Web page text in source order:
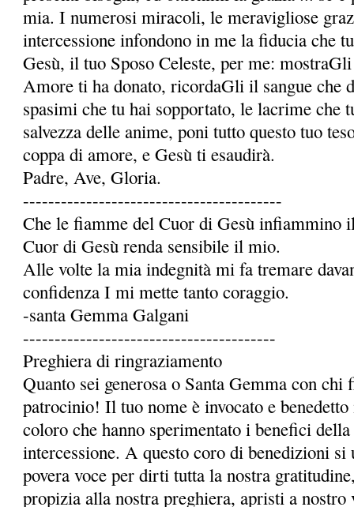
mia. I numerosi miracoli, le meravigliose
intercessione infondono in me la fidu­cia che
Gesù, il tuo Sposo Celeste, per me:
Amore ti ha donato, ricordaGli il sangue che
spasimi che tu hai sopportato, le lacrime che
salvezza delle anime, poni tutto questo tuo
coppa di amore, e Gesù ti esaudirà.
Padre, Ave, Gloria.
-----------------------------------------
Che le fiamme del Cuor di Gesù infiammino
Cuor di Gesù renda sensibile il mio.
Alle volte la mia indegnità mi fa tremare
confidenza I mi mette tanto coraggio.
-santa Gemma Galgani
----------------------------------------
Preghiera di ringraziamento
Quanto sei generosa o Santa Gemma con
patrocinio! Il tuo nome è invocato e
coloro che hanno sperimentato i benefici
intercessione. A questo coro di benedizioni si
povera voce per dirti tutta la nostra
propizia alla nostra preghiera, apristi a nostro